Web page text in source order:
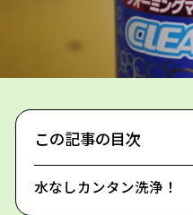
この記事の目次
水なしカンタン洗浄！